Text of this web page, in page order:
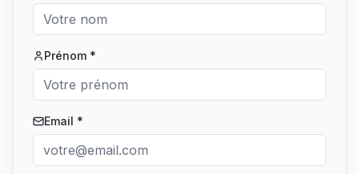
Prénom *
Email *